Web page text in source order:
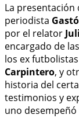
La
periodista
por el relator
encargado de
los ex futbolistas
Carpintero, y
historia del
testimonios y
uno